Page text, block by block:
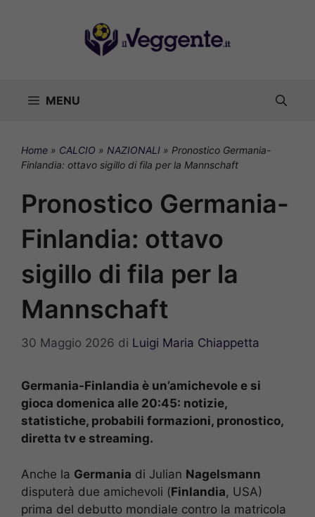
MENU
Home » CALCIO » NAZIONALI » Pronostico Germania-
Finlandia: ottavo sigillo di fila per la Mannschaft
Pronostico Germania-
Finlandia: ottavo
sigillo di fila per la
Mannschaft
30 Maggio 2026 di Luigi Maria Chiappetta
Germania-Finlandia è un’amichevole e si
gioca domenica alle 20:45: notizie,
statistiche, probabili formazioni, pronostico,
diretta tv e streaming.
Anche la Germania di Julian Nagelsmann
disputerà due amichevoli (Finlandia, USA)
prima del debutto mondiale contro la matricola